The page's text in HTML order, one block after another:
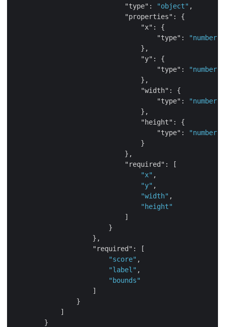
"type" : "object" ,
"properties" : {
"x" : {
"type" :
"number"
                                },
"y" : {
"type" :
"number"
                                },
"width" : {
"type" :
"number"
                                },
"height" : {
"type" :
"number"
                                }
                            },
"required" : [
"x" ,
"y" ,
"width" ,
"height"
                            ]
                        }
                    },
"required" : [
"score" ,
"label" ,
"bounds"
                    ]
                }
            ]
        }